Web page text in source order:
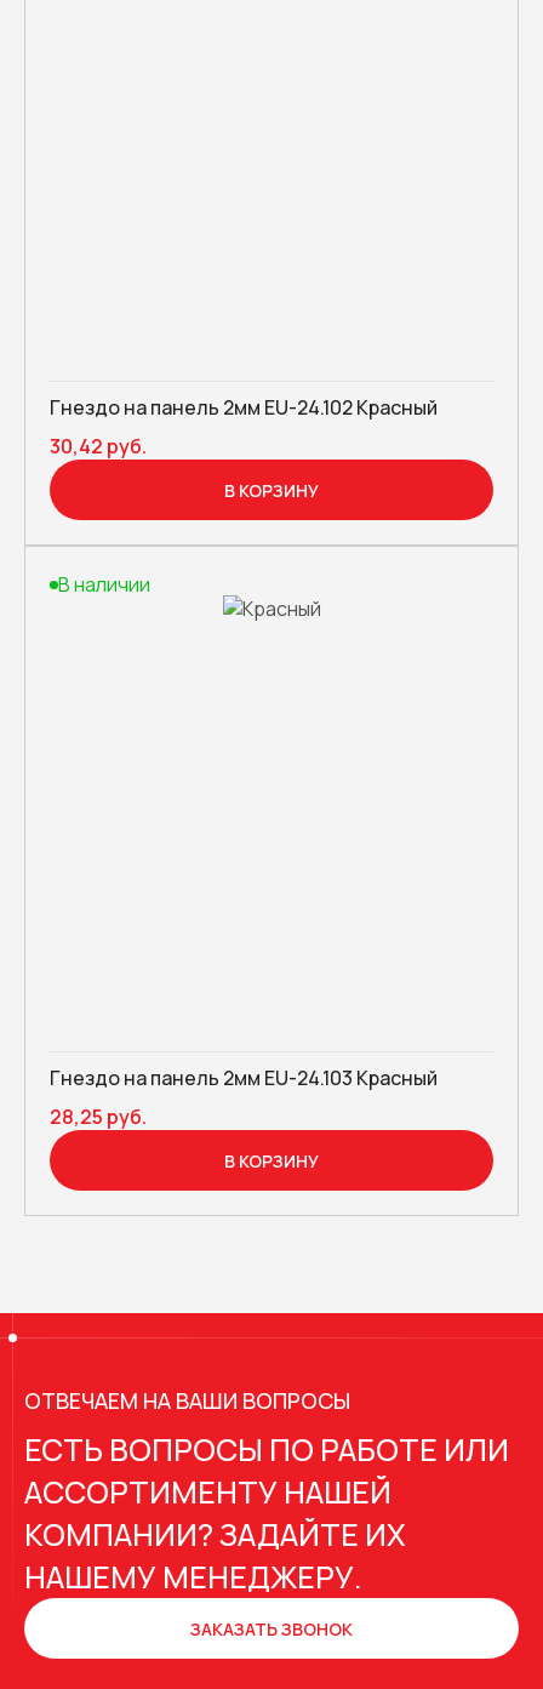
Гнездо на панель 2мм EU-24.102 Красный
30,42 руб.
В КОРЗИНУ
Гнездо на панель 2мм EU-24.103 Красный
28,25 руб.
В КОРЗИНУ
В наличии
ОТВЕЧАЕМ НА ВАШИ ВОПРОСЫ
ЕСТЬ ВОПРОСЫ ПО РАБОТЕ ИЛИ
АССОРТИМЕНТУ НАШЕЙ
КОМПАНИИ? ЗАДАЙТЕ ИХ
НАШЕМУ МЕНЕДЖЕРУ.
ЗАКАЗАТЬ ЗВОНОК